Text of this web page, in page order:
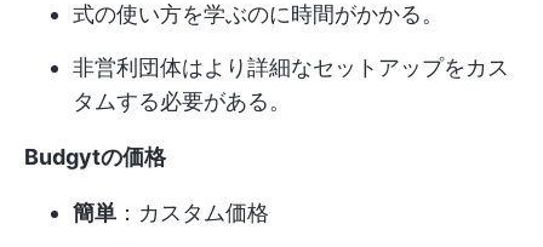
式の使い方を学ぶのに時間がかかる。
非営利団体はより詳細なセットアップをカス
タムする必要がある。
Budgytの価格
簡単 ：カスタム価格